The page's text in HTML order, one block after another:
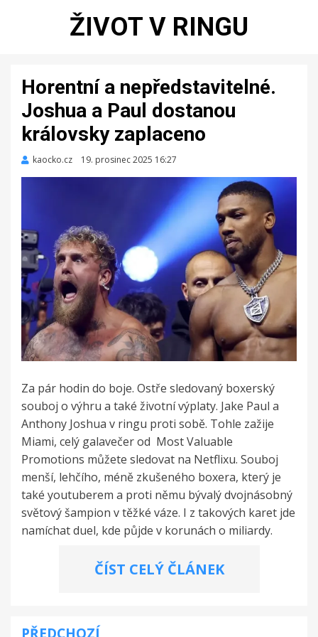
ŽIVOT V RINGU
Horentní a nepředstavitelné.
Joshua a Paul dostanou
královsky zaplaceno
kaocko.cz
Zveřejněno
19. prosinec 2025 16:27
Za pár hodin do boje. Ostře sledovaný boxerský
souboj o výhru a také životní výplaty. Jake Paul a
Anthony Joshua v ringu proti sobě. Tohle zažije
Miami, celý galavečer od Most Valuable
Promotions můžete sledovat na Netflixu. Souboj
menší, lehčího, méně zkušeného boxera, který je
také youtuberem a proti němu bývalý dvojnásobný
světový šampion v těžké váze. I z takových karet jde
namíchat duel, kde půjde v korunách o miliardy.
ČÍST CELÝ ČLÁNEK
PŘEDCHOZÍ